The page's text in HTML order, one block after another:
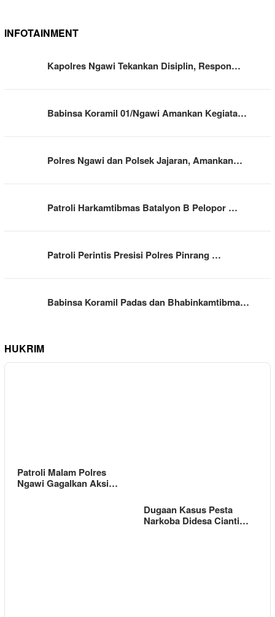
INFOTAINMENT
Kapolres Ngawi Tekankan Disiplin, Respon…
Babinsa Koramil 01/Ngawi Amankan Kegiata…
Polres Ngawi dan Polsek Jajaran, Amankan…
Patroli Harkamtibmas Batalyon B Pelopor …
Patroli Perintis Presisi Polres Pinrang …
Babinsa Koramil Padas dan Bhabinkamtibma…
HUKRIM
Patroli Malam Polres
Ngawi Gagalkan Aksi…
Dugaan Kasus Pesta
Narkoba Didesa Cianti…